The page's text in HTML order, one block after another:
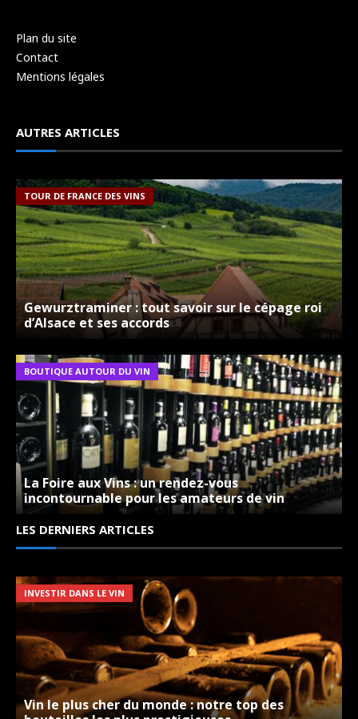
Plan du site
Contact
Mentions légales
AUTRES ARTICLES
TOUR DE FRANCE DES VINS
Gewurztraminer : tout savoir sur le cépage roi
d’Alsace et ses accords
BOUTIQUE AUTOUR DU VIN
La Foire aux Vins : un rendez-vous
incontournable pour les amateurs de vin
LES DERNIERS ARTICLES
INVESTIR DANS LE VIN
Vin le plus cher du monde : notre top des